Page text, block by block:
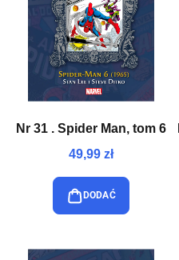
Nr 31 . Spider Man, tom 6
49,99 zł
DODAĆ